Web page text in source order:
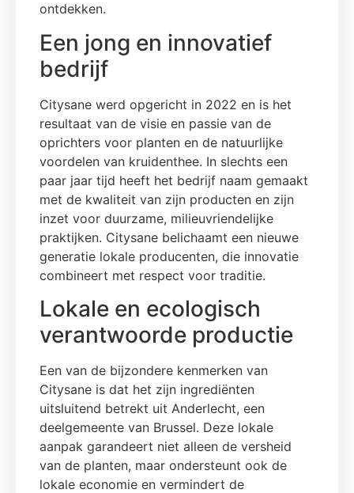
ontdekken.
Een jong en innovatief
bedrijf
Citysane werd opgericht in 2022 en is het
resultaat van de visie en passie van de
oprichters voor planten en de natuurlijke
voordelen van kruidenthee. In slechts een
paar jaar tijd heeft het bedrijf naam gemaakt
met de kwaliteit van zijn producten en zijn
inzet voor duurzame, milieuvriendelijke
praktijken. Citysane belichaamt een nieuwe
generatie lokale producenten, die innovatie
combineert met respect voor traditie.
Lokale en ecologisch
verantwoorde productie
Een van de bijzondere kenmerken van
Citysane is dat het zijn ingrediënten
uitsluitend betrekt uit Anderlecht, een
deelgemeente van Brussel. Deze lokale
aanpak garandeert niet alleen de versheid
van de planten, maar ondersteunt ook de
lokale economie en vermindert de